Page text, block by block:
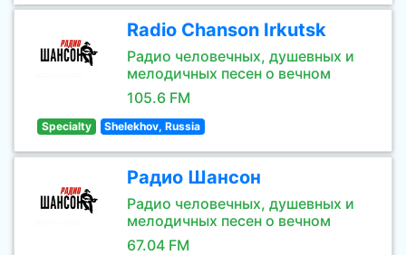
Radio Chanson Irkutsk
Радио человечных, душевных и
мелодичных песен о вечном
105.6 FM
Specialty Shelekhov, Russia
Радио Шансон
Радио человечных, душевных и
мелодичных песен о вечном
67.04 FM